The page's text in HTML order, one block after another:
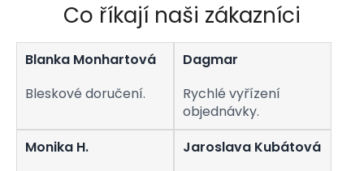
Co říkají naši zákazníci
Blanka Monhartová
Bleskové doručení.
Dagmar
Rychlé vyřízení
objednávky.
Monika H.
Jaroslava Kubátová